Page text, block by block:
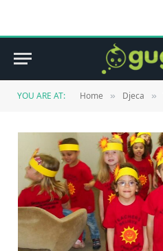
YOU ARE AT: Home » Djeca »